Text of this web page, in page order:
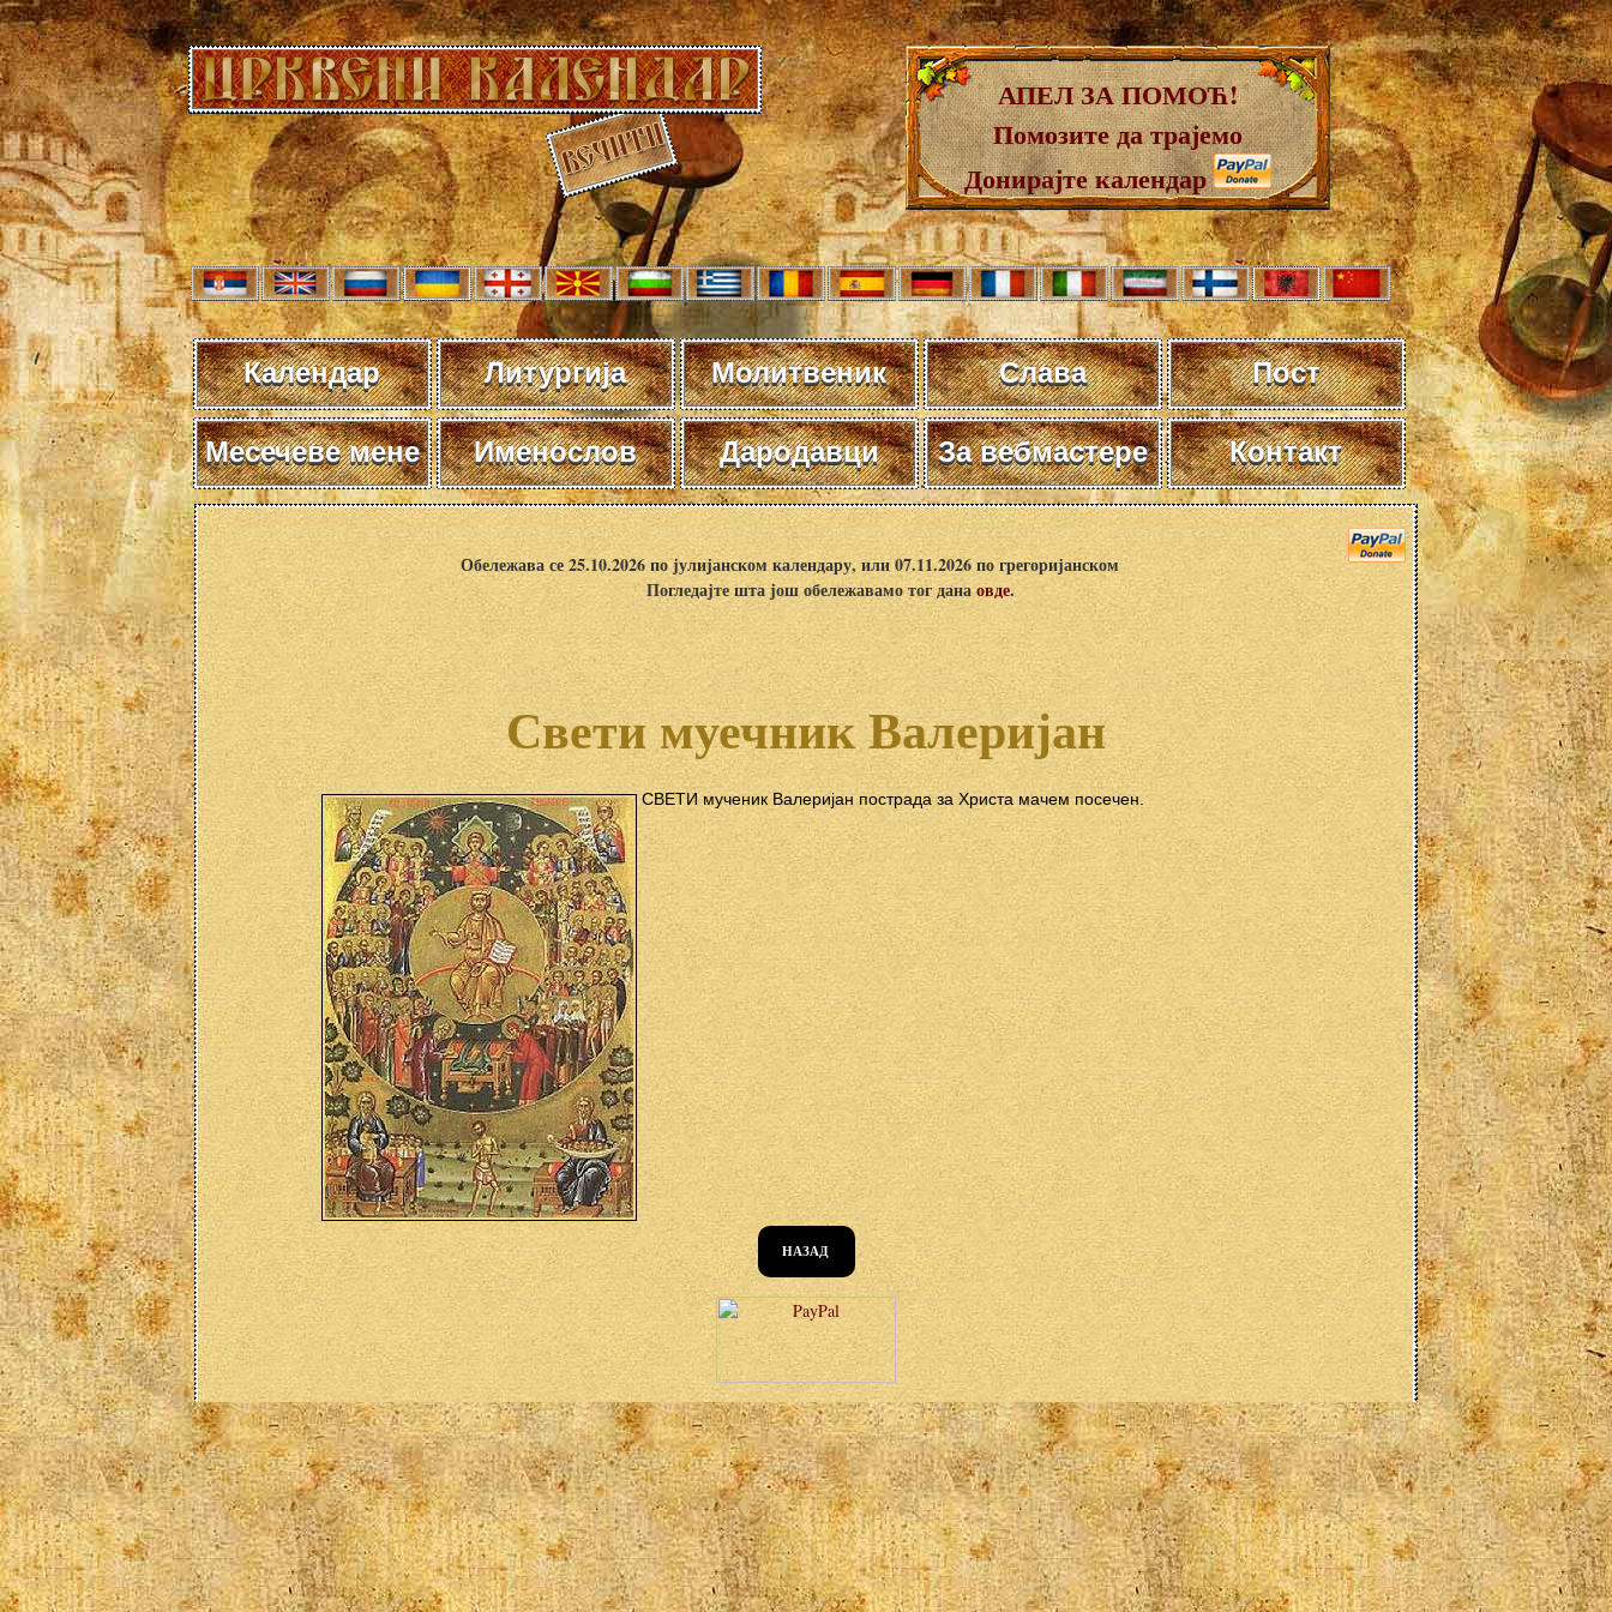
АПЕЛ ЗА ПОМОЋ!
Помозите да трајемо
Донирајте календар
Календар Литургија Молитвеник Слава Пост
Месечеве мене Именослов Дародавци За вебмастере Контакт
Обележава се 25.10.2026 по јулијанском календару, или 07.11.2026 по грегоријанском
Погледајте шта још обележавамо тог данаовде.
Свети муечник Валеријан
СВЕТИ мученик Валеријан пострада за Христа мачем посечен.
НАЗАД